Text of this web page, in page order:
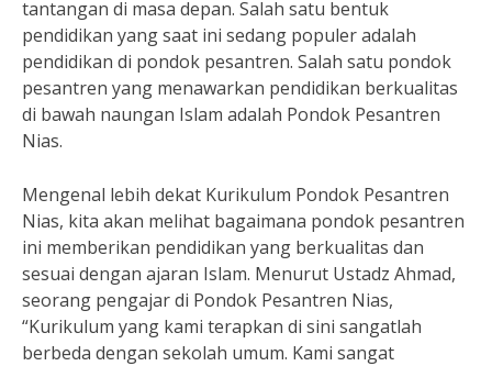
tantangan di masa depan. Salah satu bentuk
pendidikan yang saat ini sedang populer adalah
pendidikan di pondok pesantren. Salah satu pondok
pesantren yang menawarkan pendidikan berkualitas
di bawah naungan Islam adalah Pondok Pesantren
Nias.
Mengenal lebih dekat Kurikulum Pondok Pesantren
Nias, kita akan melihat bagaimana pondok pesantren
ini memberikan pendidikan yang berkualitas dan
sesuai dengan ajaran Islam. Menurut Ustadz Ahmad,
seorang pengajar di Pondok Pesantren Nias,
“Kurikulum yang kami terapkan di sini sangatlah
berbeda dengan sekolah umum. Kami sangat